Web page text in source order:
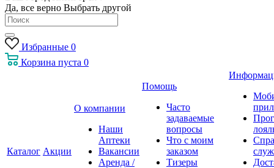
Да, все верно Выбрать другой
Избранные 0
Корзина пуста 0
Каталог Акции
О компании
Наши
Аптеки
Вакансии
Аренда /
Помощь
Часто
задаваемые
вопросы
Что с моим
заказом
Тизеры